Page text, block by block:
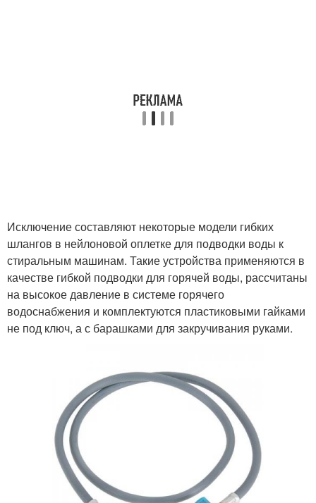
Исключение составляют некоторые модели гибких
шлангов в нейлоновой оплетке для подводки воды к
стиральным машинам. Такие устройства применяются в
качестве гибкой подводки для горячей воды, рассчитаны
на высокое давление в системе горячего
водоснабжения и комплектуются пластиковыми гайками
не под ключ, а с барашками для закручивания руками.